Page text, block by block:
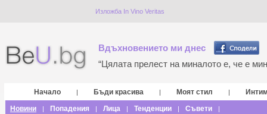
Изложба In Vino Veritas
Вдъхновението ми днес
“Цялата прелест на миналото е, че е
Начало | Бъди красива | Моят стил |
Новини
| Попадения | Лица | Тенденции | Съвети |